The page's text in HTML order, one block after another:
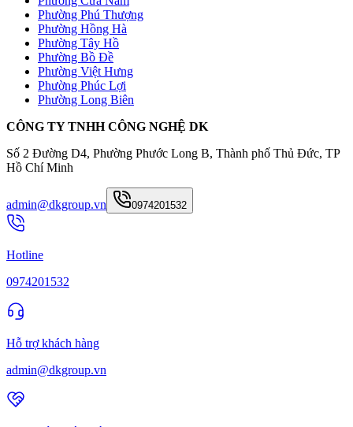
Phường Phú Thượng
Phường Hồng Hà
Phường Tây Hồ
Phường Bồ Đề
Phường Việt Hưng
Phường Phúc Lợi
Phường Long Biên
CÔNG TY TNHH CÔNG NGHỆ DK
Số 2 Đường D4, Phường Phước Long B, Thành phố Thủ Đức, TP
Hồ Chí Minh
admin@dkgroup.vn 0974201532
Hotline
0974201532
Hỗ trợ khách hàng
admin@dkgroup.vn